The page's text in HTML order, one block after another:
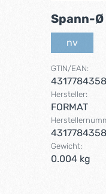
Spann-Ø
nv
GTIN/EAN:
Hersteller:
FORMAT
Gewicht:
0.004 kg